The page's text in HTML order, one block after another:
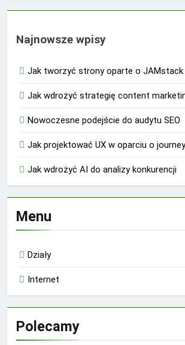
Najnowsze wpisy
Jak tworzyć strony oparte o JAMstack
Jak wdrożyć strategię content
Nowoczesne podejście do audytu SEO
Jak projektować UX w oparciu o
Jak wdrożyć AI do analizy konkurencji
Menu
Działy
Internet
Polecamy